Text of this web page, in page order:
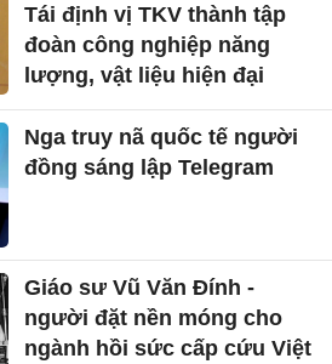
Tái định vị TKV thành tập
đoàn công nghiệp năng
lượng, vật liệu hiện đại
Nga truy nã quốc tế người
đồng sáng lập Telegram
Giáo sư Vũ Văn Đính -
người đặt nền móng cho
ngành hồi sức cấp cứu Việt